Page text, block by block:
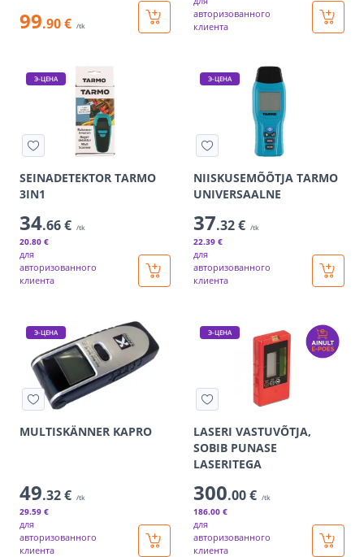
99.90 € /tk
авторизованного
клиента
Э-ЦЕНА
SEINADETEKTOR TARMO
3IN1
34.66 € /tk
20.80 €
для
авторизованного
клиента
Э-ЦЕНА
NIISKUSEMÕÕTJA TARMO
UNIVERSAALNE
37.32 € /tk
22.39 €
для
авторизованного
клиента
Э-ЦЕНА
MULTISKÄNNER KAPRO
49.32 € /tk
29.59 €
для
авторизованного
клиента
Э-ЦЕНА
LASERI VASTUVÕTJA,
SOBIB PUNASE
LASERITEGA
300.00 € /tk
186.00 €
для
авторизованного
клиента